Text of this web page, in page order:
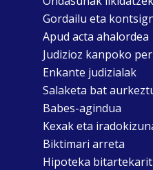
Gordailu eta
Apud acta ahalordea
Judizioz kanpoko
Enkante judizialak
Salaketa bat
Babes-agindua
Kexak eta
Biktimari arreta
Hipoteka